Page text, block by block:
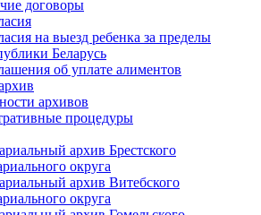
договоры
на выезд ребенка за пределы
Беларусь
об уплате алиментов
архивов
процедуры
архив Брестского
округа
архив Витебского
округа